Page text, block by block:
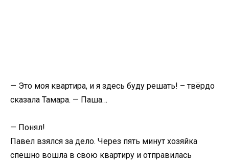
— Это моя квартира, и я здесь буду решать! – твёрдо
сказала Тамара. — Паша…
— Понял!
Павел взялся за дело. Через пять минут хозяйка
спешно вошла в свою квартиру и отправилась